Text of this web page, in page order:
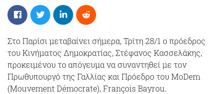
Στο Παρίσι μεταβαίνει σήμερα, Τρίτη 28/1 ο πρόεδρος
του Κινήματος Δημοκρατίας, Στέφανος Κασσελάκης,
προκειμένου το απόγευμα να συναντηθεί με τον
Πρωθυπουργό της Γαλλίας και Πρόεδρο του MoDem
(Mouvement Démocrate), François Bayrou.